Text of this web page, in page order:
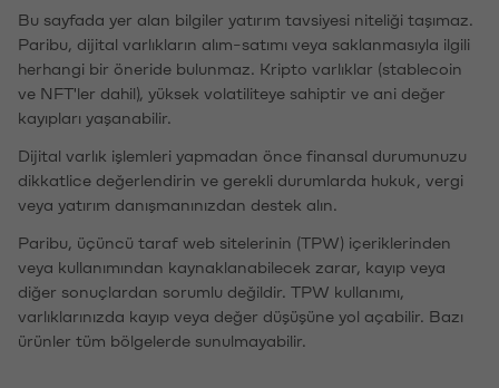
Bu sayfada yer alan bilgiler yatırım tavsiyesi niteliği taşımaz.
Paribu, dijital varlıkların alım-satımı veya saklanmasıyla ilgili
herhangi bir öneride bulunmaz. Kripto varlıklar (stablecoin
ve NFT'ler dahil), yüksek volatiliteye sahiptir ve ani değer
kayıpları yaşanabilir.
Dijital varlık işlemleri yapmadan önce finansal durumunuzu
dikkatlice değerlendirin ve gerekli durumlarda hukuk, vergi
veya yatırım danışmanınızdan destek alın.
Paribu, üçüncü taraf web sitelerinin (TPW) içeriklerinden
veya kullanımından kaynaklanabilecek zarar, kayıp veya
diğer sonuçlardan sorumlu değildir. TPW kullanımı,
varlıklarınızda kayıp veya değer düşüşüne yol açabilir. Bazı
ürünler tüm bölgelerde sunulmayabilir.